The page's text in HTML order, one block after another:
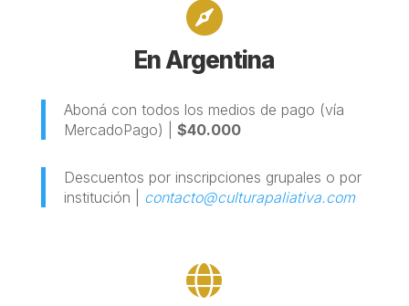

En Argentina
Aboná con todos los medios de pago (vía
MercadoPago) | $40.000
Descuentos por inscripciones grupales o por
institución | contacto@culturapaliativa.com
